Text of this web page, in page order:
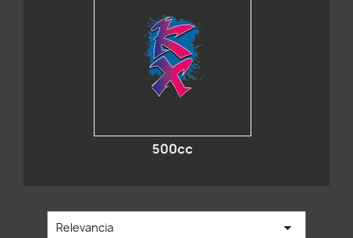
500cc
Relevancia 